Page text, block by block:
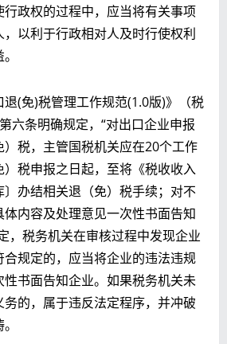
行政权的过程中，应当将有关事项
以利于行政相对人及时行使权利
退(免)税管理工作规范(1.0版)》（税
六条明确规定，“对出口企业申报
税，主管国税机关应在20个工作
）税申报之日起，至将《税收收入
办结相关退（免）税手续；对不
内容及处理意见一次性书面告知
，税务机关在审核过程中发现企业
规定的，应当将企业的违法违规
书面告知企业。如果税务机关未
的，属于违反法定程序，并冲破